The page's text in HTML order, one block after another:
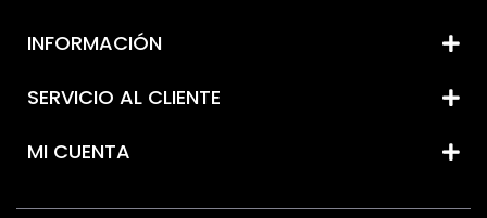
INFORMACIÓN
SERVICIO AL CLIENTE
MI CUENTA